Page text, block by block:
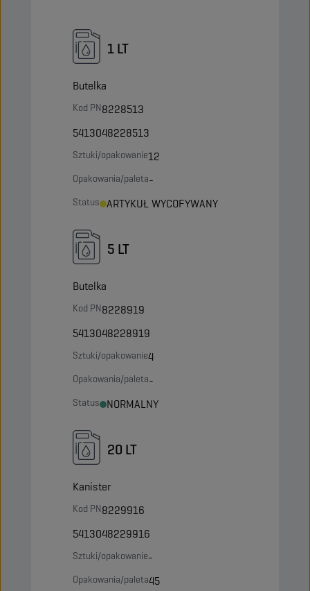
1 LT
Butelka
Kod PN8228513
5413048228513
Sztuki/opakowanie12
Opakowania/paleta-
Status ARTYKUŁ WYCOFYWANY
5 LT
Butelka
Kod PN8228919
5413048228919
Sztuki/opakowanie4
Opakowania/paleta-
Status NORMALNY
20 LT
Kanister
Kod PN8229916
5413048229916
Sztuki/opakowanie-
Opakowania/paleta45